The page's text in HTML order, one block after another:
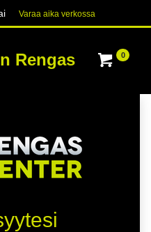
Varaa aika verk​​​​ossa
Rengas 0